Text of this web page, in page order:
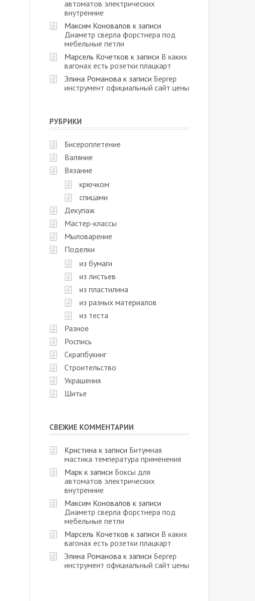
автоматов электрических
внутренние
Максим Коновалов к записи
Диаметр сверла форстнера под
мебельные петли
Марсель Кочетков к записи В каких
вагонах есть розетки плацкарт
Элина Романова к записи Бергер
инструмент официальный сайт цены
РУБРИКИ
Бисероплетение
Валяние
Вязание
крючком
спицами
Декупаж
Мастер-классы
Мыловарение
Поделки
из бумаги
из листьев
из пластилина
из разных материалов
из теста
Разное
Роспись
Скрапбукинг
Строительство
Украшения
Шитье
СВЕЖИЕ КОММЕНТАРИИ
Кристина к записи Битумная
мастика температура применения
Марк к записи Боксы для
автоматов электрических
внутренние
Максим Коновалов к записи
Диаметр сверла форстнера под
мебельные петли
Марсель Кочетков к записи В каких
вагонах есть розетки плацкарт
Элина Романова к записи Бергер
инструмент официальный сайт цены